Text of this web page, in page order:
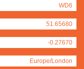
WD6
51.65680
-0.27670
Europe/London